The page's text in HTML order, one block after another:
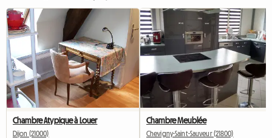
Chambre Atypique à Louer
Dijon (21000)
Chambre Meublée
Chevigny-Saint-Sauveur (21800)